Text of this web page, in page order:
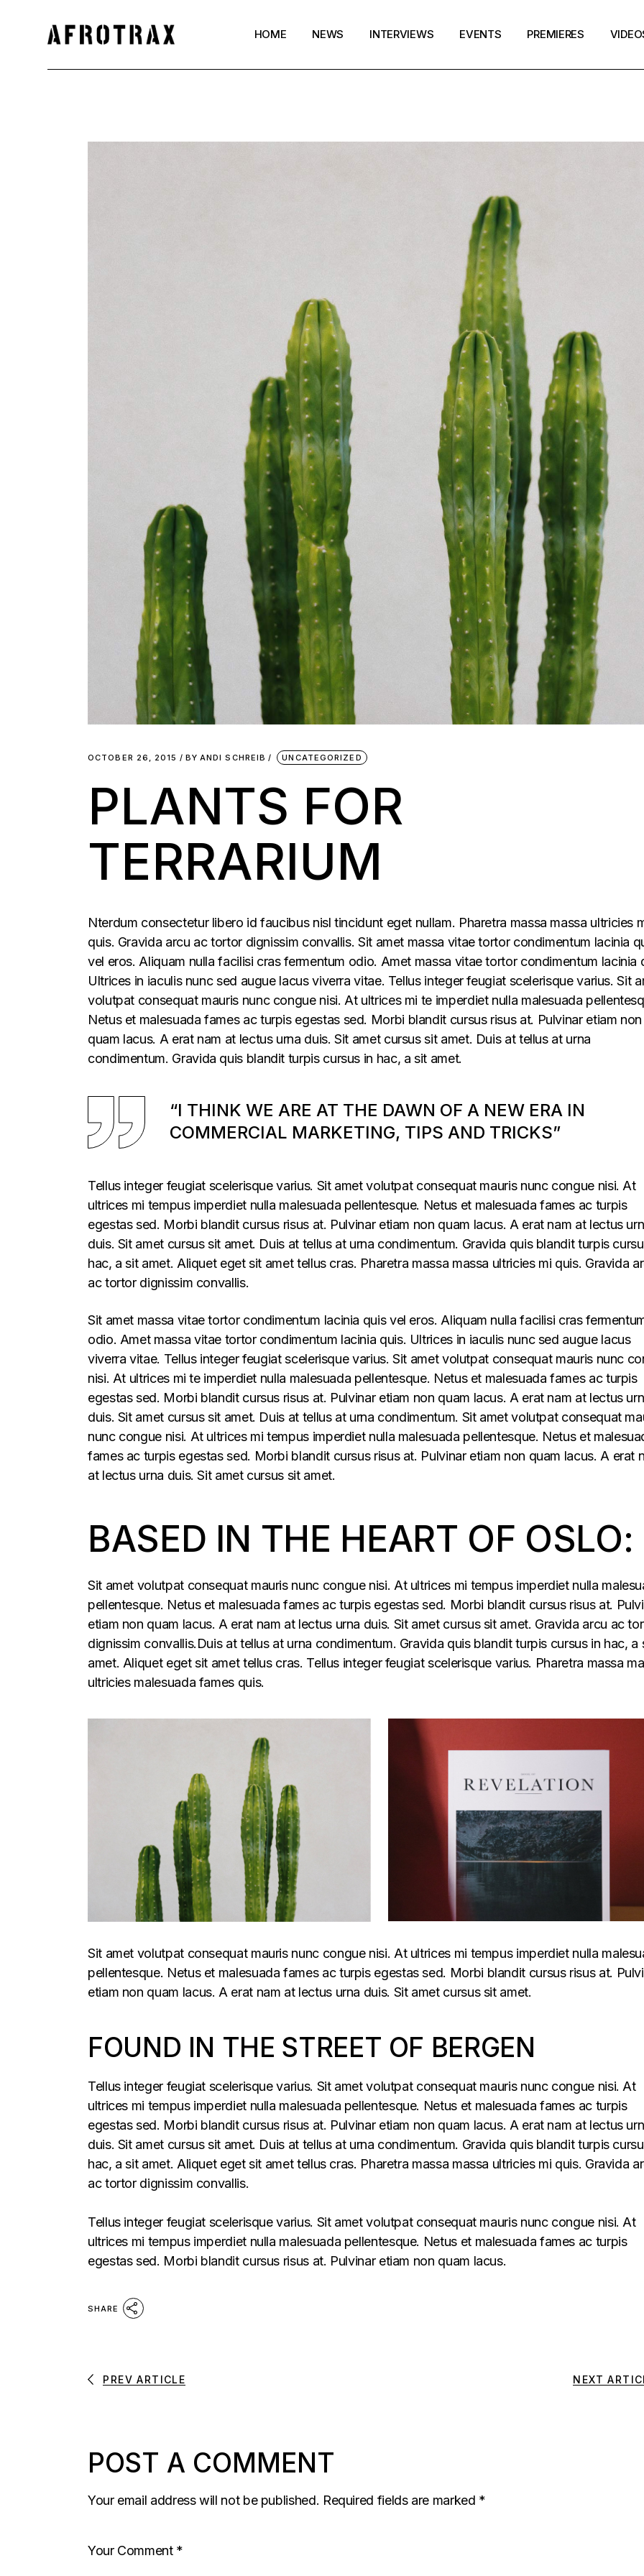
HOME NEWS INTERVIEWS EVENTS PREMIERES
OCTOBER 26, 2015 BY ANDI SCHREIB UNCATEGORIZED
PLANTS FOR
TERRARIUM
Nterdum consectetur libero id faucibus nisl tincidunt eget nullam. Pharetra massa massa ultricies
quis. Gravida arcu ac tortor dignissim convallis. Sit amet massa vitae tortor condimentum lacinia
vel eros. Aliquam nulla facilisi cras fermentum odio. Amet massa vitae tortor condimentum lacinia
Ultrices in iaculis nunc sed augue lacus viverra vitae. Tellus integer feugiat scelerisque varius. Sit
volutpat consequat mauris nunc congue nisi. At ultrices mi te imperdiet nulla malesuada
Netus et malesuada fames ac turpis egestas sed. Morbi blandit cursus risus at. Pulvinar etiam non
quam lacus. A erat nam at lectus urna duis. Sit amet cursus sit amet. Duis at tellus at urna
condimentum. Gravida quis blandit turpis cursus in hac, a sit amet.
“I THINK WE ARE AT THE DAWN OF A NEW ERA IN
COMMERCIAL MARKETING, TIPS AND TRICKS”
Tellus integer feugiat scelerisque varius. Sit amet volutpat consequat mauris nunc congue nisi. At
ultrices mi tempus imperdiet nulla malesuada pellentesque. Netus et malesuada fames ac turpis
egestas sed. Morbi blandit cursus risus at. Pulvinar etiam non quam lacus. A erat nam at lectus
duis. Sit amet cursus sit amet. Duis at tellus at urna condimentum. Gravida quis blandit turpis
hac, a sit amet. Aliquet eget sit amet tellus cras. Pharetra massa massa ultricies mi quis. Gravida
ac tortor dignissim convallis.
Sit amet massa vitae tortor condimentum lacinia quis vel eros. Aliquam nulla facilisi cras
odio. Amet massa vitae tortor condimentum lacinia quis. Ultrices in iaculis nunc sed augue lacus
viverra vitae. Tellus integer feugiat scelerisque varius. Sit amet volutpat consequat mauris nunc
nisi. At ultrices mi te imperdiet nulla malesuada pellentesque. Netus et malesuada fames ac turpis
egestas sed. Morbi blandit cursus risus at. Pulvinar etiam non quam lacus. A erat nam at lectus
duis. Sit amet cursus sit amet. Duis at tellus at urna condimentum. Sit amet volutpat consequat
nunc congue nisi. At ultrices mi tempus imperdiet nulla malesuada pellentesque. Netus et
fames ac turpis egestas sed. Morbi blandit cursus risus at. Pulvinar etiam non quam lacus. A erat
at lectus urna duis. Sit amet cursus sit amet.
BASED IN THE HEART OF OSLO:
Sit amet volutpat consequat mauris nunc congue nisi. At ultrices mi tempus imperdiet nulla
pellentesque. Netus et malesuada fames ac turpis egestas sed. Morbi blandit cursus risus at.
etiam non quam lacus. A erat nam at lectus urna duis. Sit amet cursus sit amet. Gravida arcu ac
dignissim convallis.Duis at tellus at urna condimentum. Gravida quis blandit turpis cursus in hac, a
amet. Aliquet eget sit amet tellus cras. Tellus integer feugiat scelerisque varius. Pharetra massa
ultricies malesuada fames quis.
Sit amet volutpat consequat mauris nunc congue nisi. At ultrices mi tempus imperdiet nulla
pellentesque. Netus et malesuada fames ac turpis egestas sed. Morbi blandit cursus risus at.
etiam non quam lacus. A erat nam at lectus urna duis. Sit amet cursus sit amet.
FOUND IN THE STREET OF BERGEN
Tellus integer feugiat scelerisque varius. Sit amet volutpat consequat mauris nunc congue nisi. At
ultrices mi tempus imperdiet nulla malesuada pellentesque. Netus et malesuada fames ac turpis
egestas sed. Morbi blandit cursus risus at. Pulvinar etiam non quam lacus. A erat nam at lectus
duis. Sit amet cursus sit amet. Duis at tellus at urna condimentum. Gravida quis blandit turpis
hac, a sit amet. Aliquet eget sit amet tellus cras. Pharetra massa massa ultricies mi quis. Gravida
ac tortor dignissim convallis.
Tellus integer feugiat scelerisque varius. Sit amet volutpat consequat mauris nunc congue nisi. At
ultrices mi tempus imperdiet nulla malesuada pellentesque. Netus et malesuada fames ac turpis
egestas sed. Morbi blandit cursus risus at. Pulvinar etiam non quam lacus.
SHARE
PREV ARTICLE NEXT
POST A COMMENT
Your email address will not be published. Required fields are marked *